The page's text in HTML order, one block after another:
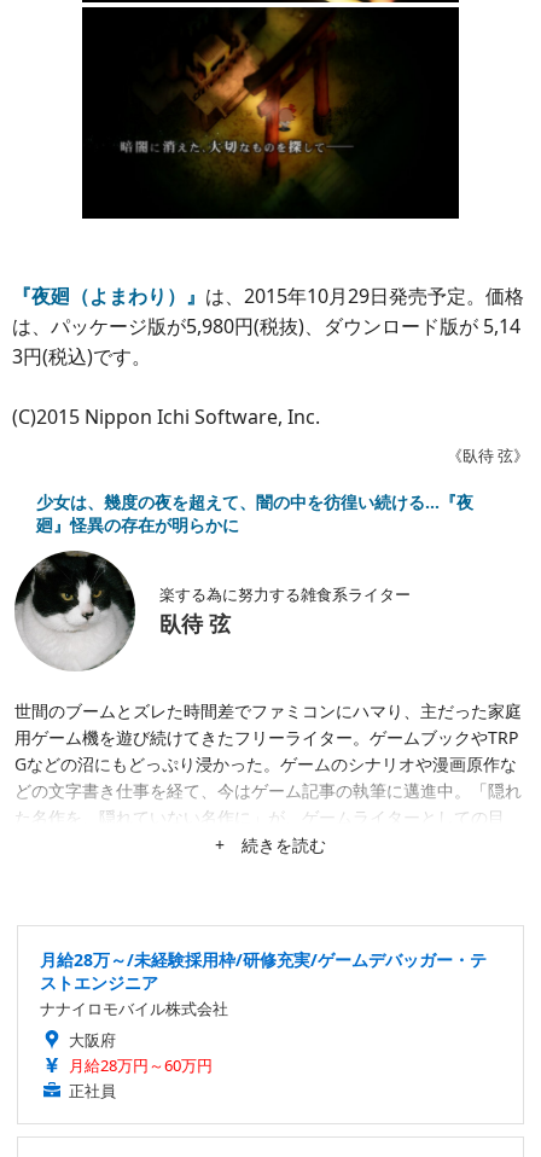
『夜廻（よまわり）』 は、2015年10月29日発売予定。価格
は、パッケージ版が5,980円(税抜)、ダウンロード版が 5,14
3円(税込)です。
(C)2015 Nippon Ichi Software, Inc.
《臥待 弦》
少女は、幾度の夜を超えて、闇の中を彷徨い続ける…『夜
廻』怪異の存在が明らかに
楽する為に努力する雑食系ライター
臥待 弦
世間のブームとズレた時間差でファミコンにハマり、主だった家庭
用ゲーム機を遊び続けてきたフリーライター。ゲームブックやTRP
Gなどの沼にもどっぷり浸かった。ゲームのシナリオや漫画原作な
どの文字書き仕事を経て、今はゲーム記事の執筆に邁進中。「隠れ
た名作を、隠れていない名作に」が、ゲームライターとしての目
標。隙あらば、あまり知られていない作品にスポットを当てたが
+ 続きを読む
月給28万～/未経験採用枠/研修充実/ゲームデバッガー・テ
ストエンジニア
ナナイロモバイル株式会社
大阪府
月給28万円～60万円
正社員